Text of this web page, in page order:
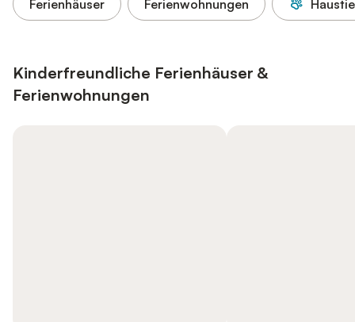
Ferienhäuser Ferienwohnungen
Kinderfreundliche Ferienhäuser &
Ferienwohnungen